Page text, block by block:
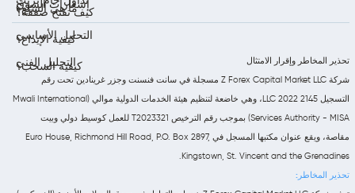
إشعارات السوق
ما هي السلع؟
التحليل الأساسي
التحليل الفني
كيف تفتح صفقة؟
كيفية الإيداع؟
كيفية السحب؟
تحذير المخاطر وإقرار الامتثال
شركة Z Forex Capital Market LLC مسجلة في سانت فنسنت وجزر غرينادين تحت رقم
التسجيل 2145 LLC 2022، وهي خاضعة لتنظيم هيئة الخدمات الدولية موالي (Mwali International
Services Authority - MISA) بموجب رقم الترخيص T2023321 للعمل كوسيط دولي وبيت
مقاصة، ويقع عنوان مكتبها المسجل في Euro House, Richmond Hill Road, P.O. Box 2897,
Kingstown, St. Vincent and the Grenadines.
تحذير المخاطر: